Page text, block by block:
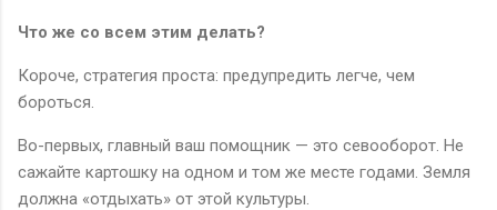
Что же со всем этим делать?
Короче, стратегия проста: предупредить легче, чем
бороться.
Во-первых, главный ваш помощник — это севооборот. Не
сажайте картошку на одном и том же месте годами. Земля
должна «отдыхать» от этой культуры.